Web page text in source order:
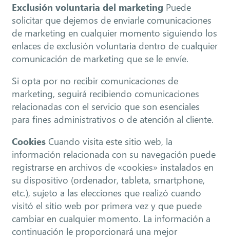
Exclusión voluntaria del marketing Puede
solicitar que dejemos de enviarle comunicaciones
de marketing en cualquier momento siguiendo los
enlaces de exclusión voluntaria dentro de cualquier
comunicación de marketing que se le envíe.
Si opta por no recibir comunicaciones de
marketing, seguirá recibiendo comunicaciones
relacionadas con el servicio que son esenciales
para fines administrativos o de atención al cliente.
Cookies Cuando visita este sitio web, la
información relacionada con su navegación puede
registrarse en archivos de «cookies» instalados en
su dispositivo (ordenador, tableta, smartphone,
etc.), sujeto a las elecciones que realizó cuando
visitó el sitio web por primera vez y que puede
cambiar en cualquier momento. La información a
continuación le proporcionará una mejor